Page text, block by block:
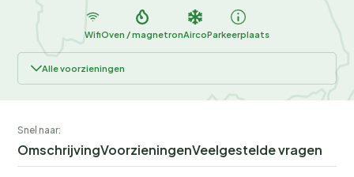
WifiOven / magnetronAircoParkeerplaats
Alle voorzieningen
Snel naar:
OmschrijvingVoorzieningenVeelgestelde vragen